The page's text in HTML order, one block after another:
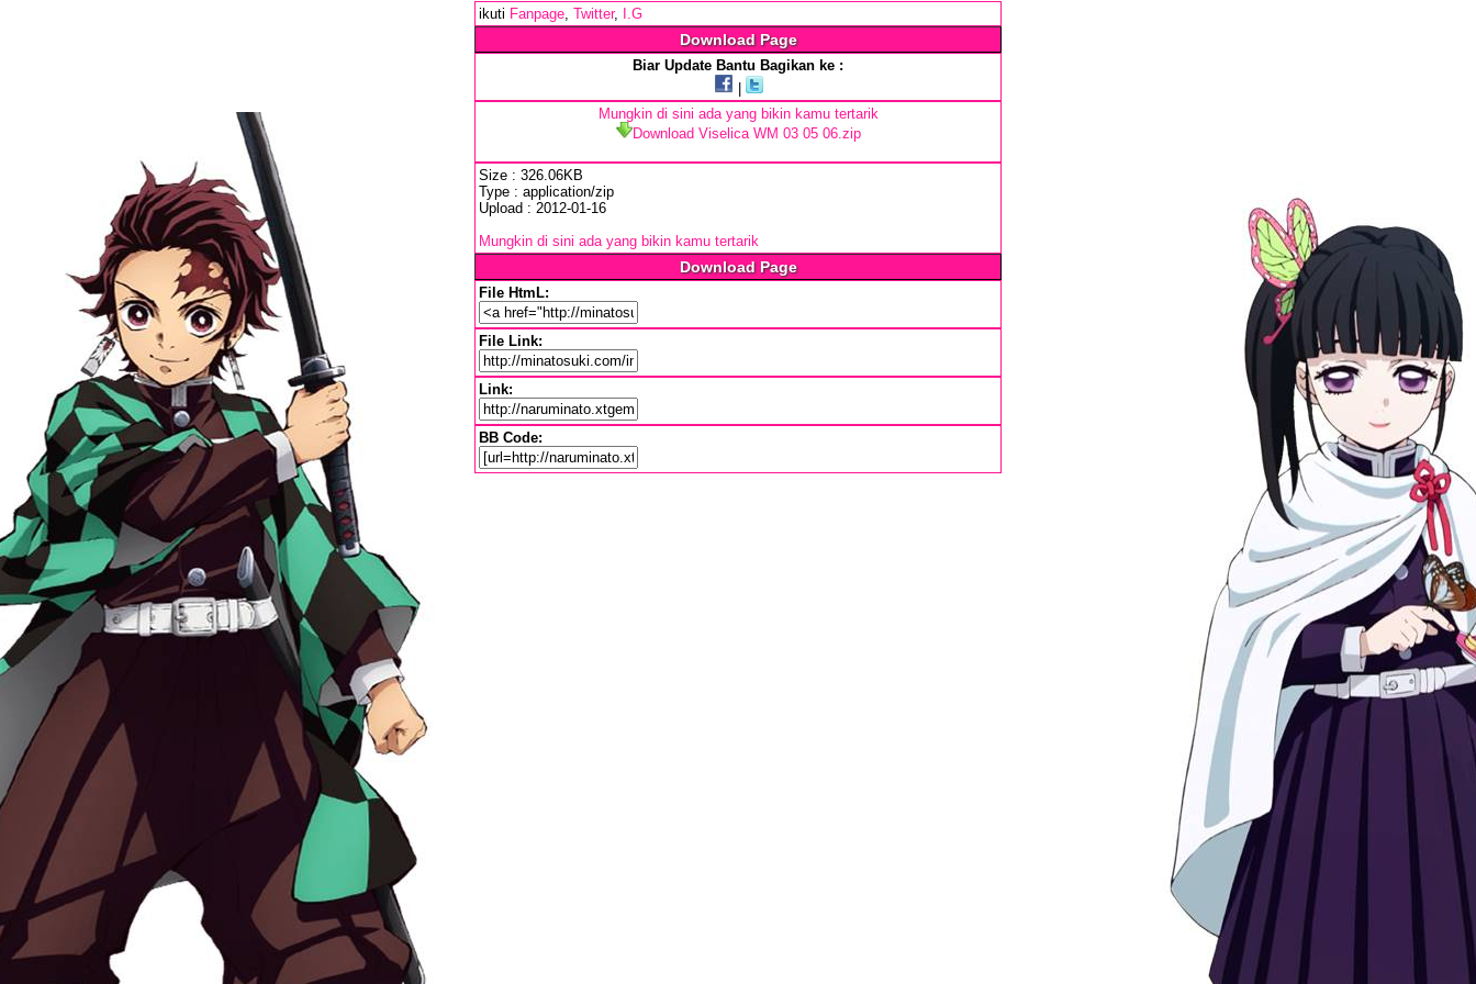
ikuti Fanpage, Twitter, I.G
Download Page
Biar Update Bantu Bagikan ke :
Mungkin di sini ada yang bikin kamu tertarik
Download Viselica WM 03 05 06.zip
Size : 326.06KB
Type : application/zip
Upload : 2012-01-16
Mungkin di sini ada yang bikin kamu tertarik
Download Page
File HtmL:
File Link:
Link:
BB Code: